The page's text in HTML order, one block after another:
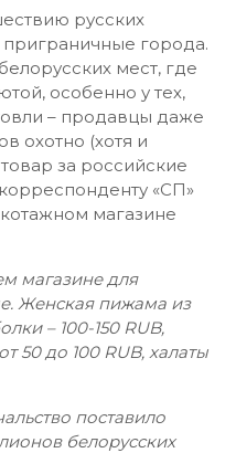
русских
приграничные города.
мест, где
особенно у тех,
– продавцы даже
охотно (хотя и
за российские
«СП»
магазине
магазине для
Женская пижама из
– 100-150 RUB,
50 до 100 RUB, халаты
поставило
белорусских